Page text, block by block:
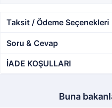
Taksit / Ödeme Seçenekleri
Soru & Cevap
İADE KOŞULLARI
Buna